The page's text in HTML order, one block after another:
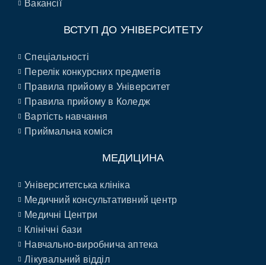
Вакансії
ВСТУП ДО УНІВЕРСИТЕТУ
Спеціальності
Перелік конкурсних предметів
Правила прийому в Університет
Правила прийому в Коледж
Вартість навчання
Приймальна коміся
МЕДИЦИНА
Університетська клініка
Медичний консультативний центр
Медичні Центри
Клінічні бази
Навчально-виробнича аптека
Лікувальний відділ